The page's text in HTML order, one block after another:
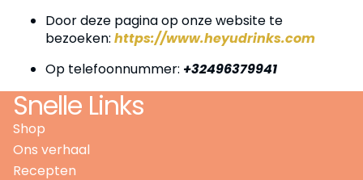
Door deze pagina op onze website te
bezoeken: https://www.heyudrinks.com
Op telefoonnummer: +32496379941
Snelle Links
Shop
Ons verhaal
Recepten